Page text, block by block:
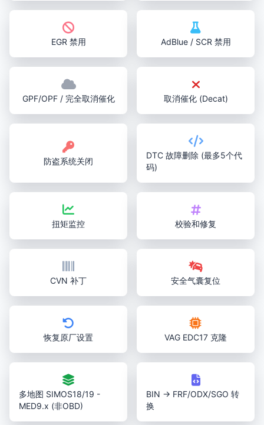
EGR 禁用 AdBlue / SCR 禁用
GPF/OPF / 完全取消催化 取消催化 (Decat)
防盗系统关闭
DTC 故障删除 (最多5个代
码)
扭矩监控 校验和修复
CVN 补丁 安全气囊复位
恢复原厂设置 VAG EDC17 克隆
多地图 SIMOS18/19 -
MED9.x (非OBD)
BIN → FRF/ODX/SGO 转
换